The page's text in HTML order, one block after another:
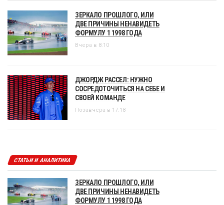
ЗЕРКАЛО ПРОШЛОГО, ИЛИ
ДВЕ ПРИЧИНЫ НЕНАВИДЕТЬ
ФОРМУЛУ 1 1998 ГОДА
Вчера в 8:10
ДЖОРДЖ РАССЕЛ: НУЖНО
СОСРЕДОТОЧИТЬСЯ НА СЕБЕ И
СВОЕЙ КОМАНДЕ
Позавчера в 17:18
СТАТЬИ И АНАЛИТИКА
ЗЕРКАЛО ПРОШЛОГО, ИЛИ
ДВЕ ПРИЧИНЫ НЕНАВИДЕТЬ
ФОРМУЛУ 1 1998 ГОДА